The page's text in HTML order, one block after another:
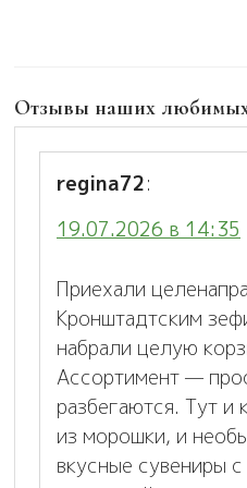
Отзывы наших любимых
regina72:
19.07.2026 в 14:35
Приехали
Кронштадтским
набрали целую
Ассортимент —
разбегаются. Тут и
из морошки, и
вкусные сувениры